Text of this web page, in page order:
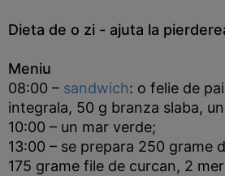
Dieta de o zi - ajuta la
Meniu
08:00 – sandwich: o felie de
integrala, 50 g branza slaba,
10:00 – un mar verde;
13:00 – se prepara 250 grame
175 grame file de curcan, 2